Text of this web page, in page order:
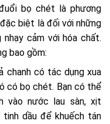
bọ chét là phương
biệt là đối với những
cảm với hóa chất.
bao gồm:
chanh có tác dụng xua
có bọ chét. Bạn có thể
vào nước lau sàn, xịt
dầu để khuếch tán